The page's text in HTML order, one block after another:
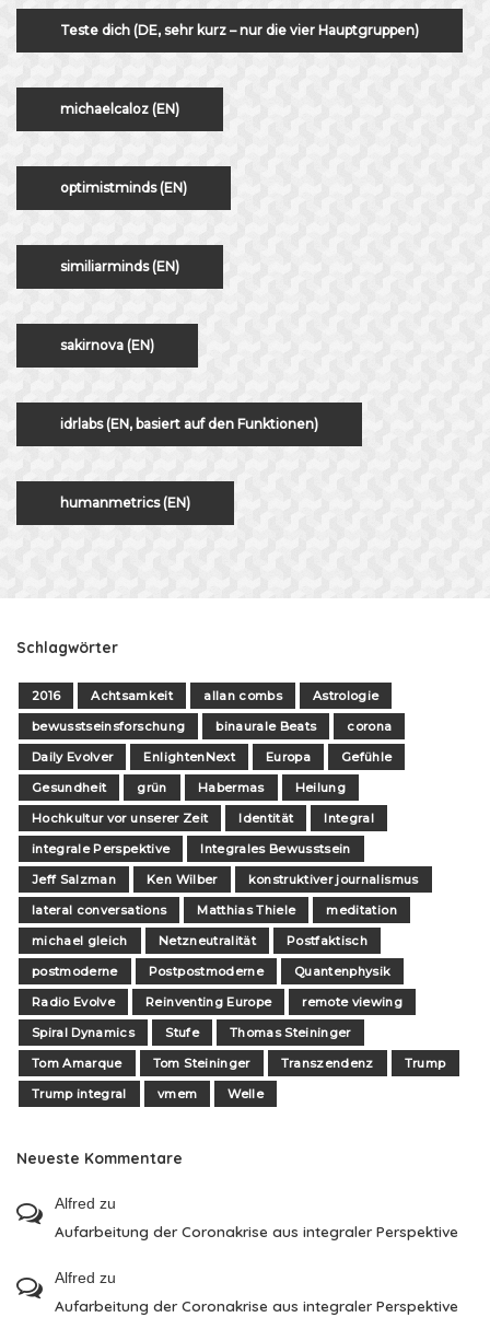
Teste dich (DE, sehr kurz – nur die vier Hauptgruppen)
michaelcaloz (EN)
optimistminds (EN)
similiarminds (EN)
sakirnova (EN)
idrlabs (EN, basiert auf den Funktionen)
humanmetrics (EN)
Schlagwörter
2016 Achtsamkeit allan combs
Astrologie
bewusstseinsforschung
binaurale Beats
corona
Daily Evolver
EnlightenNext Europa
Gefühle
Gesundheit
grün Habermas
Heilung
Hochkultur vor unserer Zeit
Identität
Integral
integrale Perspektive
Integrales Bewusstsein
Jeff Salzman
Ken Wilber
konstruktiver journalismus
lateral conversations
Matthias Thiele
meditation
michael gleich
Netzneutralität
Postfaktisch
postmoderne
Postpostmoderne
Quantenphysik
Radio Evolve
Reinventing Europe
remote viewing
Spiral Dynamics
Stufe
Thomas Steininger
Tom Amarque
Tom Steininger Transzendenz
Trump
Trump integral
vmem Welle
Neueste Kommentare
Alfred zu
Aufarbeitung der Coronakrise aus integraler Perspektive
Alfred zu
Aufarbeitung der Coronakrise aus integraler Perspektive